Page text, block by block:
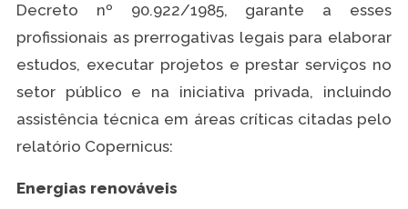
Decreto nº 90.922/1985, garante a esses
profissionais as prerrogativas legais para elaborar
estudos, executar projetos e prestar serviços no
setor público e na iniciativa privada, incluindo
assistência técnica em áreas críticas citadas pelo
relatório Copernicus:
Energias renováveis